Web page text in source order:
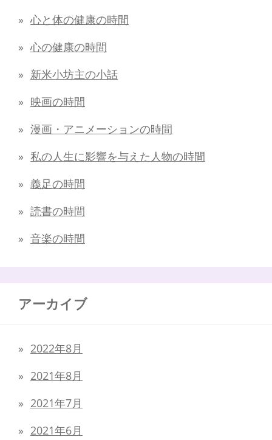
心と体の健康の時間
心の健康の時間
新米小坊主の小話
映画の時間
漫画・アニメーションの時間
私の人生に影響を与えた人物の時間
義足の時間
読書の時間
音楽の時間
アーカイブ
2022年8月
2021年8月
2021年7月
2021年6月